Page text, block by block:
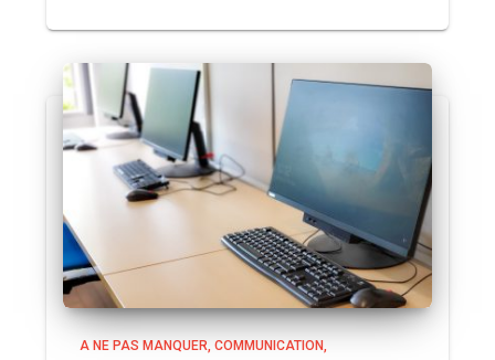
A NE PAS MANQUER COMMUNICATION